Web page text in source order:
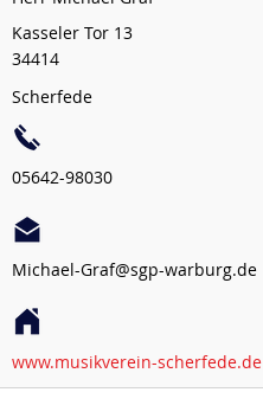
Kasseler Tor 13
34414
Scherfede
05642-98030
Michael-Graf@sgp-warburg.de
www.musikverein-scherfede.de